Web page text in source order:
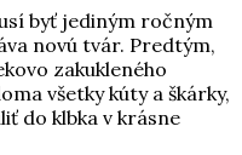
byť jediným ročným
novú tvár. Predtým,
zakukleného
všetky kúty a škárky,
do klbka v krásne